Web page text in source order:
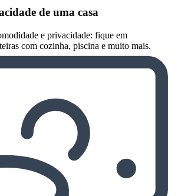
de uma casa
e privacidade: fique em
com cozinha, piscina e muito mais.